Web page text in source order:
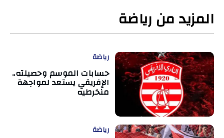
المزيد من رياضة
رياضة
حسابات الموسم وحصيلته..
الإفريقي يستعد لمواجهة
منخرطيه
رياضة